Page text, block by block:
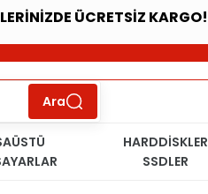
ÜCRETSİZ KARGO!
Ara
HARDDİSKLER
SSDLER